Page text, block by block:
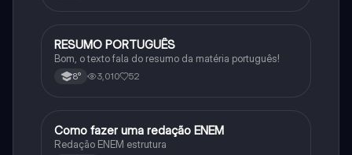
Português
RESUMO PORTUGUÊS
Bom, o texto fala do resumo da matéria português!
8° 3,010 52
Português
Como fazer uma redação ENEM
Redação ENEM estrutura